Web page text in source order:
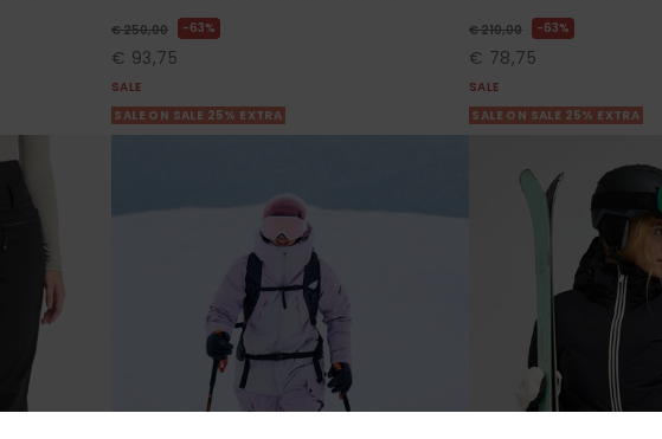
€ 250,00 63%
€ 93,75
SALE
SALE ON SALE 25% EXTRA
€ 210,00 63%
€ 78,75
SALE
SALE ON SALE 25% EXTRA